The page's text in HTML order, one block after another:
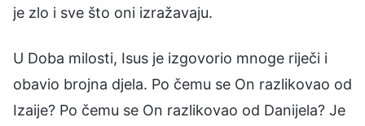
je zlo i sve što oni izražavaju.
U Doba milosti, Isus je izgovorio mnoge riječi i
obavio brojna djela. Po čemu se On razlikovao od
Izaije? Po čemu se On razlikovao od Danijela? Je